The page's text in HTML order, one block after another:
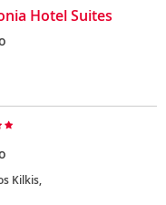
Hotel Suites
Kilkis,